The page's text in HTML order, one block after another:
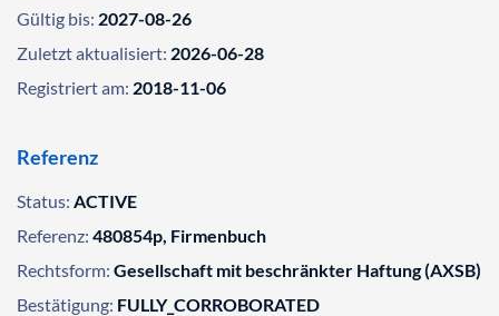
Gültig bis: 2027-08-26
Zuletzt aktualisiert: 2026-06-28
Registriert am: 2018-11-06
Referenz
Status: ACTIVE
Referenz: 480854p, Firmenbuch
Rechtsform: Gesellschaft mit beschränkter Haftung (AXSB)
Bestätigung: FULLY_CORROBORATED